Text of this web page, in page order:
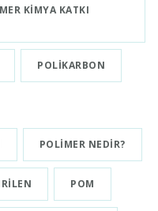
KIMYA KATKI
POLIKARBON
POLIMER NEDIR?
POM